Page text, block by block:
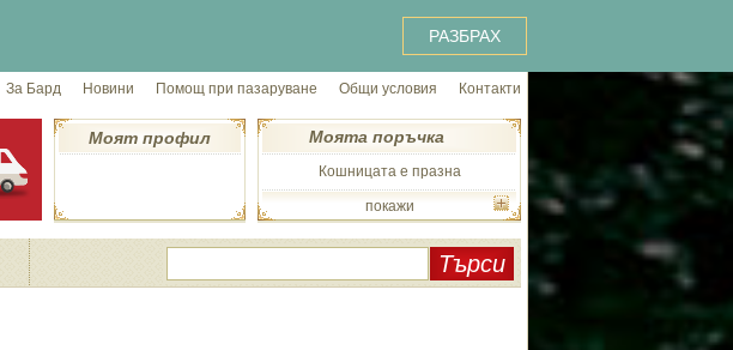
РАЗБРАХ
За Бард Новини Помощ при пазаруване Общи условия Контакти
Моят профил
Кошницата е празна
Моята поръчка
покажи